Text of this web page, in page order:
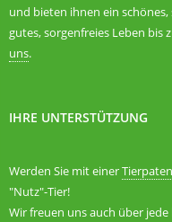
und bieten ihnen ein
gutes, sorgenfreies Leben bis
uns.
IHRE UNTERSTÜTZUNG
Werden Sie mit einer
"Nutz"-Tier!
Wir freuen uns auch über